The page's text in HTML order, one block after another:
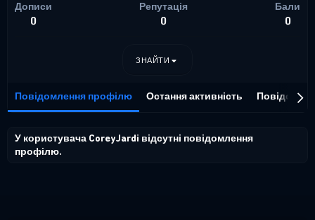
Дописи
0
Репутація
0
Бали
0
ЗНАЙТИ
Повідомлення профілю Остання активність
У користувача CoreyJardi відсутні повідомлення
профілю.